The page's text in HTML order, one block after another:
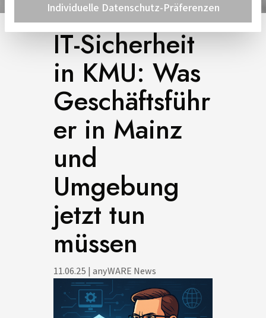
IT-Sicherheit
in KMU: Was
Geschäftsführ
er in Mainz
und
Umgebung
jetzt tun
müssen
11.06.25 | anyWARE News
Individuelle Datenschutz-Präferenzen